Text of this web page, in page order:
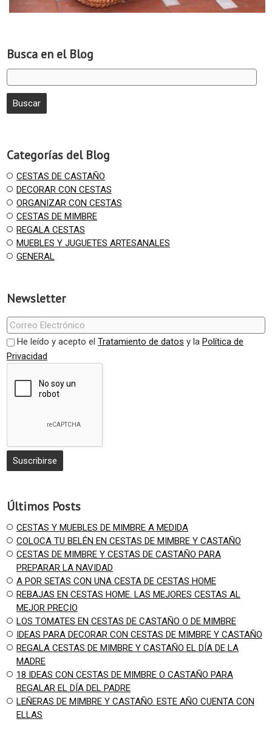
Busca en el Blog
Categorías del Blog
CESTAS DE CASTAÑO
DECORAR CON CESTAS
ORGANIZAR CON CESTAS
CESTAS DE MIMBRE
REGALA CESTAS
MUEBLES Y JUGUETES ARTESANALES
GENERAL
Newsletter
He leído y acepto el Tratamiento de datos y la Política de
Privacidad
Últimos Posts
CESTAS Y MUEBLES DE MIMBRE A MEDIDA
COLOCA TU BELÉN EN CESTAS DE MIMBRE Y CASTAÑO
CESTAS DE MIMBRE Y CESTAS DE CASTAÑO PARA
PREPARAR LA NAVIDAD
A POR SETAS CON UNA CESTA DE CESTAS HOME
REBAJAS EN CESTAS HOME. LAS MEJORES CESTAS AL
MEJOR PRECIO
LOS TOMATES EN CESTAS DE CASTAÑO O DE MIMBRE
IDEAS PARA DECORAR CON CESTAS DE MIMBRE Y CASTAÑO
REGALA CESTAS DE MIMBRE Y CASTAÑO EL DÍA DE LA
MADRE
18 IDEAS CON CESTAS DE MIMBRE O CASTAÑO PARA
REGALAR EL DÍA DEL PADRE
LEÑERAS DE MIMBRE Y CASTAÑO. ESTE AÑO CUENTA CON
ELLAS